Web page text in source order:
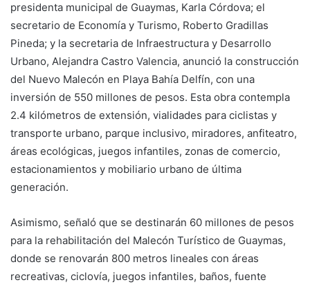
presidenta municipal de Guaymas, Karla Córdova; el
secretario de Economía y Turismo, Roberto Gradillas
Pineda; y la secretaria de Infraestructura y Desarrollo
Urbano, Alejandra Castro Valencia, anunció la construcción
del Nuevo Malecón en Playa Bahía Delfín, con una
inversión de 550 millones de pesos. Esta obra contempla
2.4 kilómetros de extensión, vialidades para ciclistas y
transporte urbano, parque inclusivo, miradores, anfiteatro,
áreas ecológicas, juegos infantiles, zonas de comercio,
estacionamientos y mobiliario urbano de última
generación.
Asimismo, señaló que se destinarán 60 millones de pesos
para la rehabilitación del Malecón Turístico de Guaymas,
donde se renovarán 800 metros lineales con áreas
recreativas, ciclovía, juegos infantiles, baños, fuente